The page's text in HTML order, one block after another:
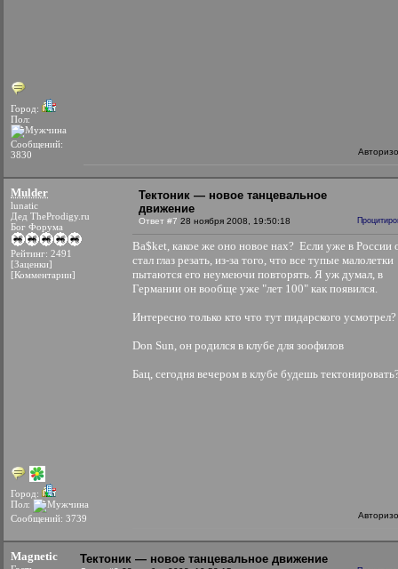
Город:
Пол:
Сообщений:
3830
Mulder
lunatic
Дед TheProdigy.ru
Бог Форума
Рейтинг: 2491
[Заценки]
[Комментарии]
Город:
Пол:
Сообщений: 3739
Тектоник — новое танцевальное
движение
Ответ #7 28 ноября 2008, 19:50:18
Ba$ket, какое же оно новое нах? Если уже в России
стал глаз резать, из-за того, что все тупые малолетки
пытаются его неумеючи повторять. Я уж думал, в
Германии он вообще уже "лет 100" как появился.
Интересно только кто что тут пидарского усмотрел?
Don Sun, он родился в клубе для зоофилов
Бац, сегодня вечером в клубе будешь
Magnetic Тектоник — новое танцевальное движение